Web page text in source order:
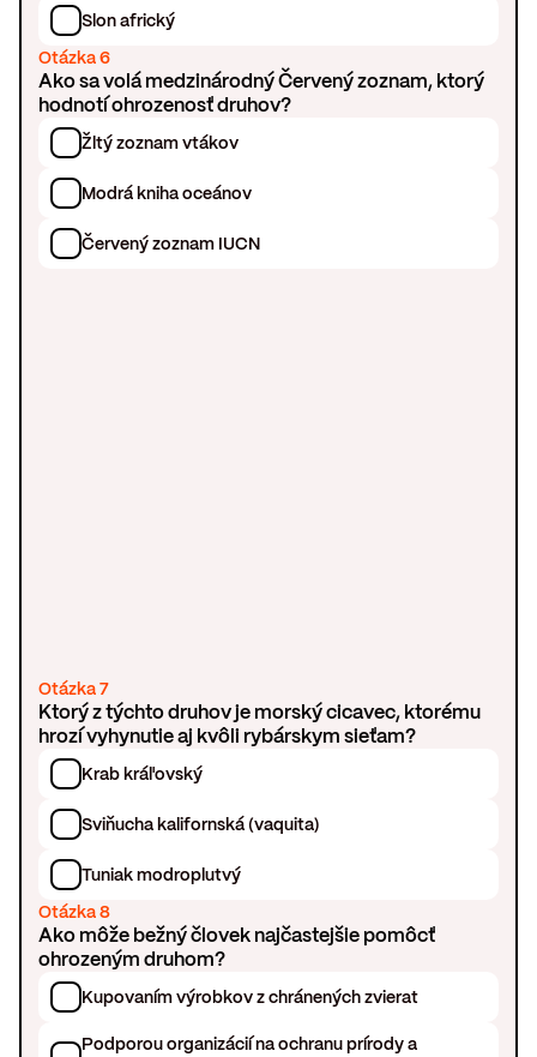
Slon africký
Otázka 6
Ako sa volá medzinárodný Červený zoznam, ktorý
hodnotí ohrozenosť druhov?
Žltý zoznam vtákov
Modrá kniha oceánov
Červený zoznam IUCN
Otázka 7
Ktorý z týchto druhov je morský cicavec, ktorému
hrozí vyhynutie aj kvôli rybárskym sieťam?
Krab kráľovský
Sviňucha kalifornská (vaquita)
Tuniak modroplutvý
Otázka 8
Ako môže bežný človek najčastejšie pomôcť
ohrozeným druhom?
Kupovaním výrobkov z chránených zvierat
Podporou organizácií na ochranu prírody a